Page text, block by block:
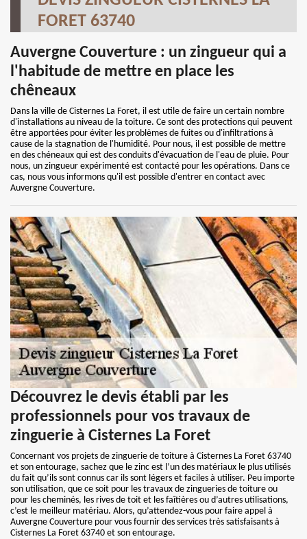
FORET 63740
Auvergne Couverture : un zingueur qui a
l'habitude de mettre en place les
chêneaux
Dans la ville de Cisternes La Foret, il est utile de faire un certain nombre
d'installations au niveau de la toiture. Ce sont des protections qui peuvent
être apportées pour éviter les problèmes de fuites ou d'infiltrations à
cause de la stagnation de l'humidité. Pour nous, il est possible de mettre
en des chéneaux qui est des conduits d'évacuation de l'eau de pluie. Pour
nous, un zingueur expérimenté est contacté pour les opérations. Dans ce
cas, nous vous informons qu'il est possible d'entrer en contact avec
Auvergne Couverture.
Découvrez le devis établi par les
professionnels pour vos travaux de
zinguerie à Cisternes La Foret
Concernant vos projets de zinguerie de toiture à Cisternes La Foret 63740
et son entourage, sachez que le zinc est l’un des matériaux le plus utilisés
du fait qu’ils sont connus car ils sont légers et faciles à utiliser. Peu importe
son utilisation, que ce soit pour les travaux de zingueries de toiture ou
pour les cheminés, les rives de toit et les faîtières ou d’autres utilisations,
c’est le meilleur matériau. Alors, qu’attendez-vous pour faire appel à
Auvergne Couverture pour vous fournir des services très satisfaisants à
Cisternes La Foret 63740 et son entourage.